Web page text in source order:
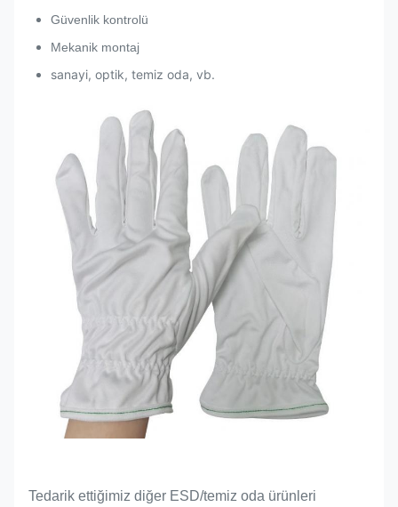
Güvenlik kontrolü
Mekanik montaj
sanayi, optik, temiz oda, vb.
Tedarik ettiğimiz diğer ESD/temiz oda ürünleri